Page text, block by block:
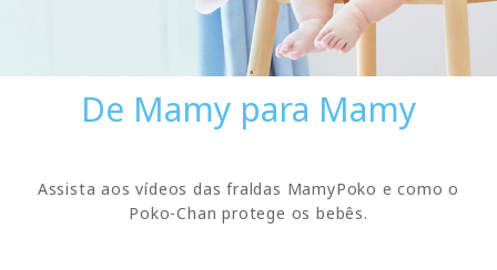
De Mamy para Mamy
Assista aos vídeos das fraldas MamyPoko e como o
Poko-Chan protege os bebês.